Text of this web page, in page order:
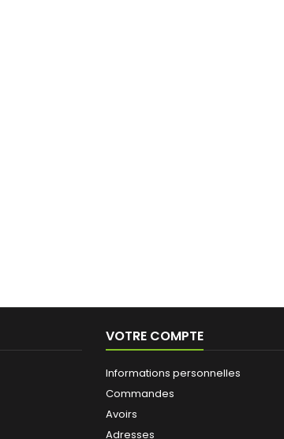
VOTRE COMPTE
Informations personnelles
Commandes
Avoirs
Adresses